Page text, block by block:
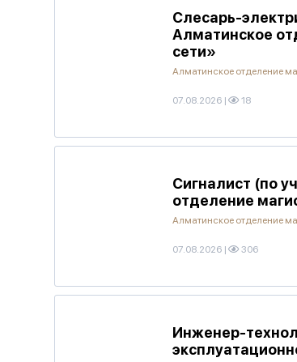
Слесарь-
Алматинское
сети»
Алматинское отделение
07.08.2026 | 18
Сигналист (по
отделение
Алматинское отделение
07.08.2026 | 306
Инженер-